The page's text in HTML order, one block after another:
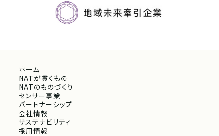
ホーム
NATが貫くもの
NATのものづくり
センサー事業
パートナーシップ
会社情報
サステナビリティ
採用情報